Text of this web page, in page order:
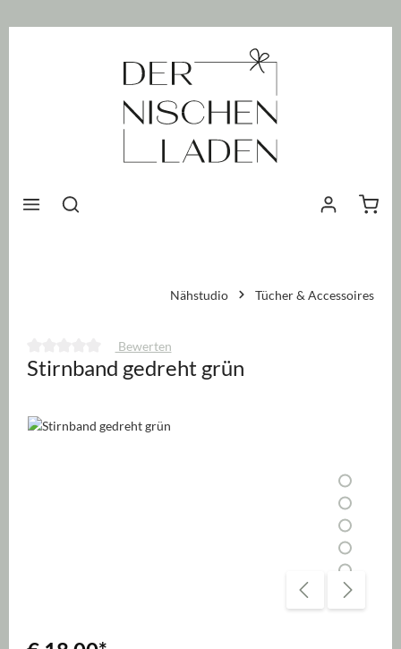
Nähstudio Tücher & Accessoires
Durchschnittliche Bewertung von 0 von 5 Sternen
Bewerten
Stirnband gedreht grün
Bildergalerie überspringen